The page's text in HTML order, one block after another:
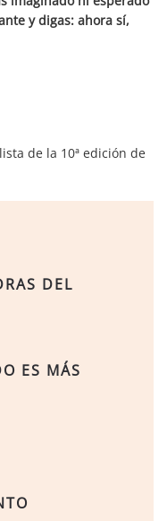
y digas: ahora sí,
de la 10ª edición de
DEL
ES MÁS